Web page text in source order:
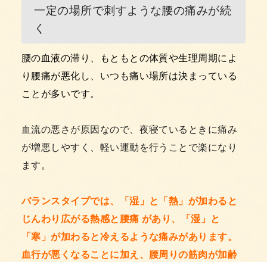
一定の場所で刺すような腰の痛みが続
く
腰の血液の滞り、もともとの体質や生理周期によ
り腰痛が悪化し、いつも痛い場所は決まっている
ことが多いです。
血流の悪さが原因なので、夜寝ているときに痛み
が増悪しやすく、軽い運動を行うことで楽になり
ます。
バランスタイプでは、「湿」と「熱」が加わると
じんわり広がる熱感と腰痛 があり、「湿」と
「寒」が加わると冷えるような痛みがあります。
血行が悪くなることに加え、腰周りの筋肉が加齢